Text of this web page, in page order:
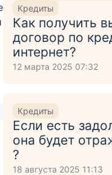
Кредиты
Как получить
договор по
интернет?
12 марта 2025 07:32
Кредиты
Если есть
она будет
?
18 августа 2025 11:13